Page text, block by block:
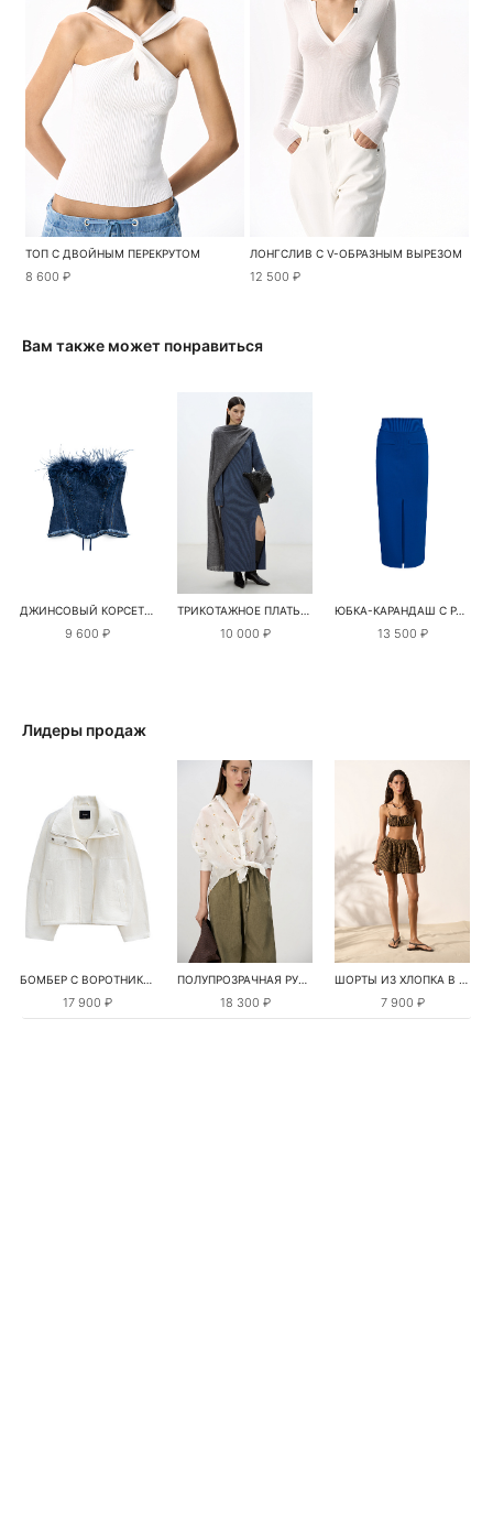
ТОП С ДВОЙНЫМ ПЕРЕКРУТОМ
8 600 ₽
ЛОНГСЛИВ С V-ОБРАЗНЫМ ВЫРЕЗОМ
12 500 ₽
Вам также может понравиться
ДЖИНСОВЫЙ КОРСЕТ С ПЕРЬЯМИ
9 600 ₽
ТРИКОТАЖНОЕ ПЛАТЬЕ ИЗ КАШЕМИРА И ШЕРСТИ С РАЗРЕЗОМ
10 000 ₽
ЮБКА-КАРАНДАШ С РАЗРЕЗОМ СПЕРЕДИ
13 500 ₽
Лидеры продаж
БОМБЕР С ВОРОТНИКОМ-СТОЙКОЙ
17 900 ₽
ПОЛУПРОЗРАЧНАЯ РУБАШКА С РОМАШКАМИ
18 300 ₽
ШОРТЫ ИЗ ХЛОПКА В КЛЕТКУ
7 900 ₽